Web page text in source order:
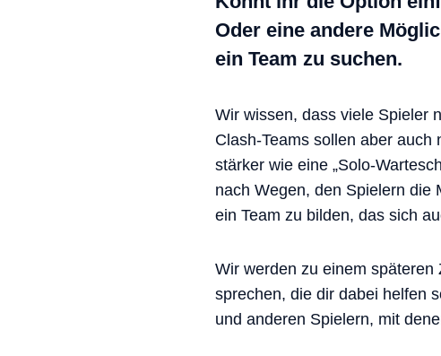
Oder eine andere
ein Team zu suchen.
Wir wissen, dass viele Spieler
Clash-Teams sollen aber
stärker wie eine „Solo-
nach Wegen, den Spielern die
ein Team zu bilden, das sich
Wir werden zu einem späteren
sprechen, die dir dabei helfen
und anderen Spielern, mit